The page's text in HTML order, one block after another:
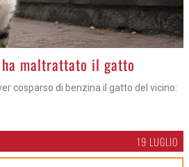
maltrattato il gatto
cosparso di benzina il gatto del vicino:
19 LUGLIO